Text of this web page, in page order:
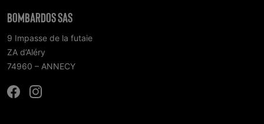
Bombardos SAS
9 Impasse de la futaie
ZA d’Aléry
74960 – ANNECY